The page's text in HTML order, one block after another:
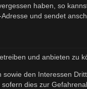
haben, so
und sendet
und anbieten zu
den Interessen
dies zur